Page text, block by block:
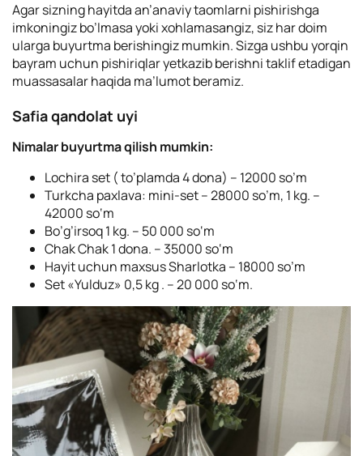
Agar sizning hayitda an’anaviy taomlarni pishirishga
imkoningiz bo’lmasa yoki xohlamasangiz, siz har doim
ularga buyurtma berishingiz mumkin. Sizga ushbu yorqin
bayram uchun pishiriqlar yetkazib berishni taklif etadigan
muassasalar haqida ma’lumot beramiz.
Safia qandolat uyi
Nimalar buyurtma qilish mumkin:
Lochira set ( to’plamda 4 dona) – 12000 so’m
Turkcha paxlava: mini-set – 28000 so’m, 1 kg. –
42000 so‘m
Bo’g’irsoq 1 kg. – 50 000 so‘m
Chak Chak 1 dona. – 35000 so‘m
Hayit uchun maxsus Sharlotka – 18000 so’m
Set «Yulduz» 0,5 kg . – 20 000 so‘m.